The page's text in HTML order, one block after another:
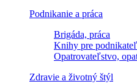
Podnikanie a práca
Brigáda, práca
Knihy pre
Opatrovateľstvo,
Zdravie a životný štýl